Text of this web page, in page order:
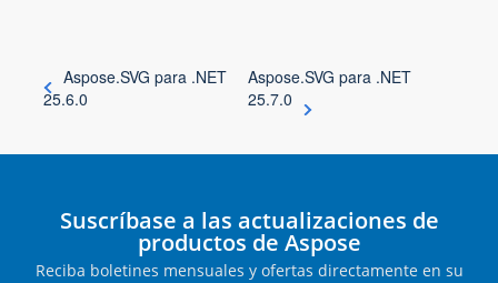
Aspose.SVG para .NET
25.6.0
Aspose.SVG para .NET
25.7.0
Suscríbase a las actualizaciones de
productos de Aspose
Reciba boletines mensuales y ofertas directamente en su